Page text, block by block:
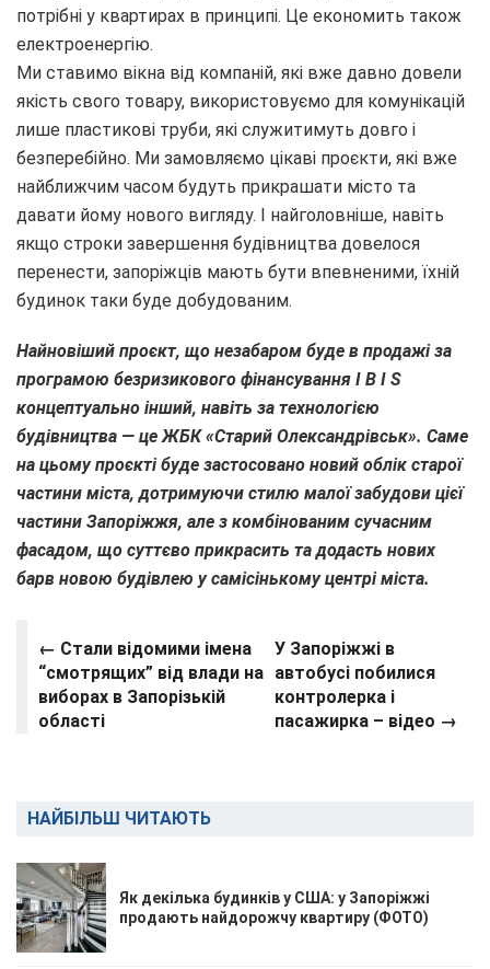
потрібні у квартирах в принципі. Це економить також
електроенергію.
Ми ставимо вікна від компаній, які вже давно довели
якість свого товару, використовуємо для комунікацій
лише пластикові труби, які служитимуть довго і
безперебійно. Ми замовляємо цікаві проєкти, які вже
найближчим часом будуть прикрашати місто та
давати йому нового вигляду. І найголовніше, навіть
якщо строки завершення будівництва довелося
перенести, запоріжців мають бути впевненими, їхній
будинок таки буде добудованим.
Найновіший проєкт, що незабаром буде в продажі за
програмою безризикового фінансування I B I S
концептуально інший, навіть за технологією
будівництва — це ЖБК «Старий Олександрівськ». Саме
на цьому проєкті буде застосовано новий облік старої
частини міста, дотримуючи стилю малої забудови цієї
частини Запоріжжя, але з комбінованим сучасним
фасадом, що суттєво прикрасить та додасть нових
барв новою будівлею у самісінькому центрі міста.
← Стали відомими імена
“смотрящих” від влади на
виборах в Запорізькій
області
У Запоріжжі в
автобусі побилися
контролерка і
пасажирка – відео →
НАЙБІЛЬШ ЧИТАЮТЬ
Як декілька будинків у США: у Запоріжжі
продають найдорожчу квартиру (ФОТО)